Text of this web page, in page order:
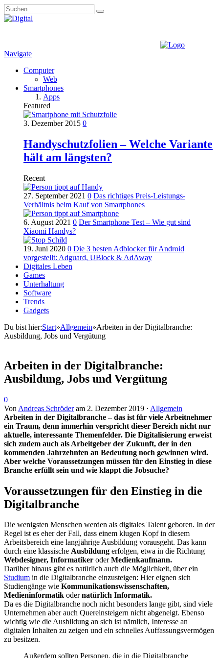
Navigate
Computer
Web
Smartphones
Apps
Featured
3. Dezember 2015 0
Handyschutzfolien – Welche Variante
hält am längsten?
Recent
27. September 2021 0 Das richtiges Preis-Leistungs-
Verhältnis beim Kauf von Smartphones
6. August 2021 0 Der Smartphone Test – Wie gut sind
Xiaomi Handys?
19. Juni 2020 0 Die 3 besten Adblocker für Android
vorgestellt: Adguard, UBlock & AdAway
Digitales Leben
Games
Unterhaltung
Software
Trends
Gadgets
Du bist hier:Start»Allgemein»Arbeiten in der Digitalbranche:
Ausbildung, Jobs und Vergütung
Arbeiten in der Digitalbranche:
Ausbildung, Jobs und Vergütung
0
Von Andreas Schröderam 2. Dezember 2019 · Allgemein
Arbeiten in der Digitalbranche– das ist für viele Arbeitnehmer
ein Traum, denn immerhin verspricht dieser Bereich nicht nur
aktuelle, interessante Themenfelder. Die Digitalisierung erweist
sich zudem auch als Arbeitgeber der Zukunft, der in den
kommenden Jahrzehnten an Bedeutung noch gewinnen wird.
Aber welche Voraussetzungen müssen für den Einstieg in diese
Branche erfüllt sein und wie klappt die Jobsuche?
Voraussetzungen für den Einstieg in die
Digitalbranche
Die wenigsten Menschen werden als digitales Talent geboren. In der
Regel ist es eher der Fall, dass einem klugen Kopf in diesem
Arbeitsbereich eine langjährige Ausbildung vorausgeht. Das kann
durch eine klassische Ausbildung erfolgen, etwa in die Richtung
Webdesigner, Informatiker oderMedienkaufmann.
Darüber hinaus gibt es natürlich auch die Möglichkeit, über ein
Studium in die Digitalbranche einzusteigen: Hier eignen sich
Studiengänge wie Kommunikationswissenschaften,
Medieninformatik odernatürlich Informatik.
Da es die Digitalbranche noch nicht besonders lange gibt, sind viele
Unternehmen aber auch Quereinsteigern nicht abgeneigt. Ebenso
wichtig wie die Ausbildung an sich ist nämlich, Interesse an
digitalen Inhalten zu zeigen und ein schnelles Auffassungsvermögen
zu besitzen.
Außerdem sollten Personen, die in die Digitalbranche